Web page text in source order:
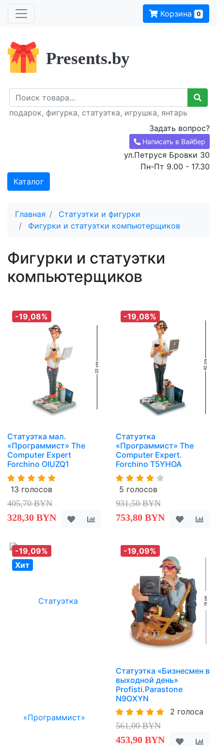
Корзина 0
Presents.by
подарок, фигурка, статуэтка, игрушка, янтарь
Задать вопрос?
Написать в Вайбер
ул.Петруся Бровки 30
Пн-Пт 9.00 - 17.30
Каталог
Главная
Статуэтки и фигурки
Фигурки и статуэтки компьютерщиков
Фигурки и статуэтки
компьютерщиков
-19,08%
Статуэтка мал.
«Программист» The
Computer Expert
Forchino OIUZQ1
13 голосов
405,70 BYN
328,30 BYN
-19,08%
Статуэтка
«Программист» The
Computer Expert.
Forchino T5YHOA
5 голосов
931,50 BYN
753,80 BYN
-19,09%
Хит
-19,09%
Статуэтка «Бизнесмен в
выходной день»
Profisti.Parastone
N9OXYN
2 голоса
561,00 BYN
453,90 BYN